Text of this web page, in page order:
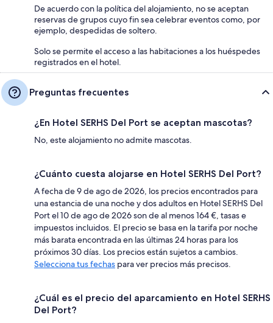
De acuerdo con la política del alojamiento, no se aceptan
reservas de grupos cuyo fin sea celebrar eventos como, por
ejemplo, despedidas de soltero.
Solo se permite el acceso a las habitaciones a los huéspedes
registrados en el hotel.
Preguntas frecuentes
¿En Hotel SERHS Del Port se aceptan mascotas?
No, este alojamiento no admite mascotas.
¿Cuánto cuesta alojarse en Hotel SERHS Del Port?
A fecha de 9 de ago de 2026, los precios encontrados para
una estancia de una noche y dos adultos en Hotel SERHS Del
Port el 10 de ago de 2026 son de al menos 164 €, tasas e
impuestos incluidos. El precio se basa en la tarifa por noche
más barata encontrada en las últimas 24 horas para los
próximos 30 días. Los precios están sujetos a cambios.
Selecciona tus fechas para ver precios más precisos.
¿Cuál es el precio del aparcamiento en Hotel SERHS
Del Port?